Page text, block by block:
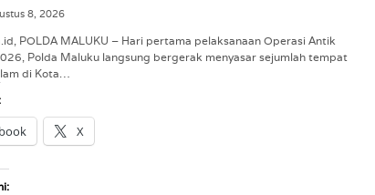
8, 2026
POLDA MALUKU – Hari pertama pelaksanaan Operasi Antik
Polda Maluku langsung bergerak menyasar sejumlah tempat
di Kota…
X